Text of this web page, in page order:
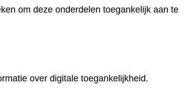
om deze onderdelen toegankelijk aan te
over digitale toegankelijkheid.